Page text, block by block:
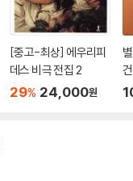
[중고-최상] 에우리피
데스 비극 전집 2
29% 24,000원